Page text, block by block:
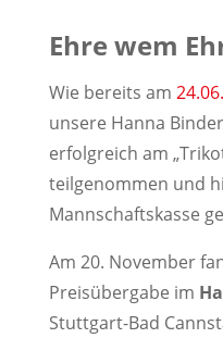
Ehre wem
Wie bereits am
unsere Hanna
erfolgreich am
teilgenommen und
Mannschaftskasse
Am 20. November
Preisübergabe im
Stuttgart-Bad